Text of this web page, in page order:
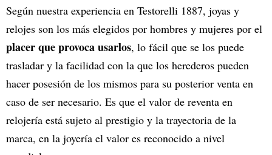
Según nuestra experiencia en Testorelli 1887, joyas y
relojes son los más elegidos por hombres y mujeres por el
placer que provoca usarlos, lo fácil que se los puede
trasladar y la facilidad con la que los herederos pueden
hacer posesión de los mismos para su posterior venta en
caso de ser necesario. Es que el valor de reventa en
relojería está sujeto al prestigio y la trayectoria de la
marca, en la joyería el valor es reconocido a nivel